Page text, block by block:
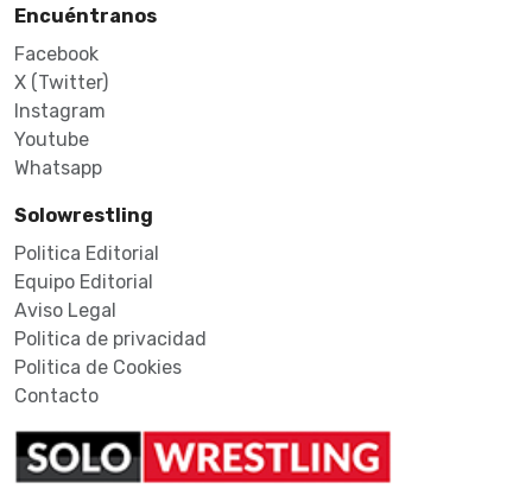
Encuéntranos
Facebook
X (Twitter)
Instagram
Youtube
Whatsapp
Solowrestling
Politica Editorial
Equipo Editorial
Aviso Legal
Politica de privacidad
Politica de Cookies
Contacto